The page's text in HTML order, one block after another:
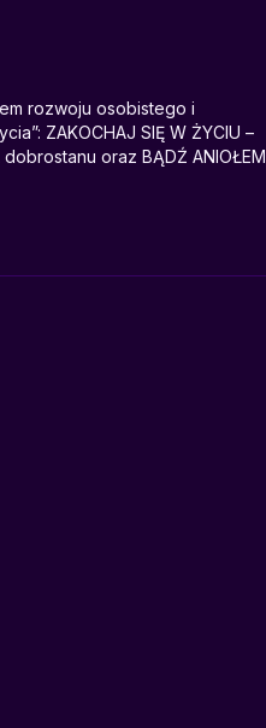
rozwoju osobistego i
ZAKOCHAJ SIĘ W ŻYCIU –
oraz BĄDŹ ANIOŁEM